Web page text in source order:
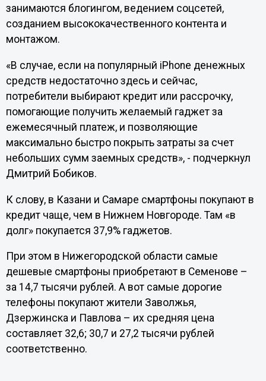
занимаются блогингом, ведением соцсетей,
созданием высококачественного контента и
монтажом.
«В случае, если на популярный iPhone денежных
средств недостаточно здесь и сейчас,
потребители выбирают кредит или рассрочку,
помогающие получить желаемый гаджет за
ежемесячный платеж, и позволяющие
максимально быстро покрыть затраты за счет
небольших сумм заемных средств», - подчеркнул
Дмитрий Бобиков.
К слову, в Казани и Самаре смартфоны покупают в
кредит чаще, чем в Нижнем Новгороде. Там «в
долг» покупается 37,9% гаджетов.
При этом в Нижегородской области самые
дешевые смартфоны приобретают в Семенове –
за 14,7 тысячи рублей. А вот самые дорогие
телефоны покупают жители Заволжья,
Дзержинска и Павлова – их средняя цена
составляет 32,6; 30,7 и 27,2 тысячи рублей
соответственно.